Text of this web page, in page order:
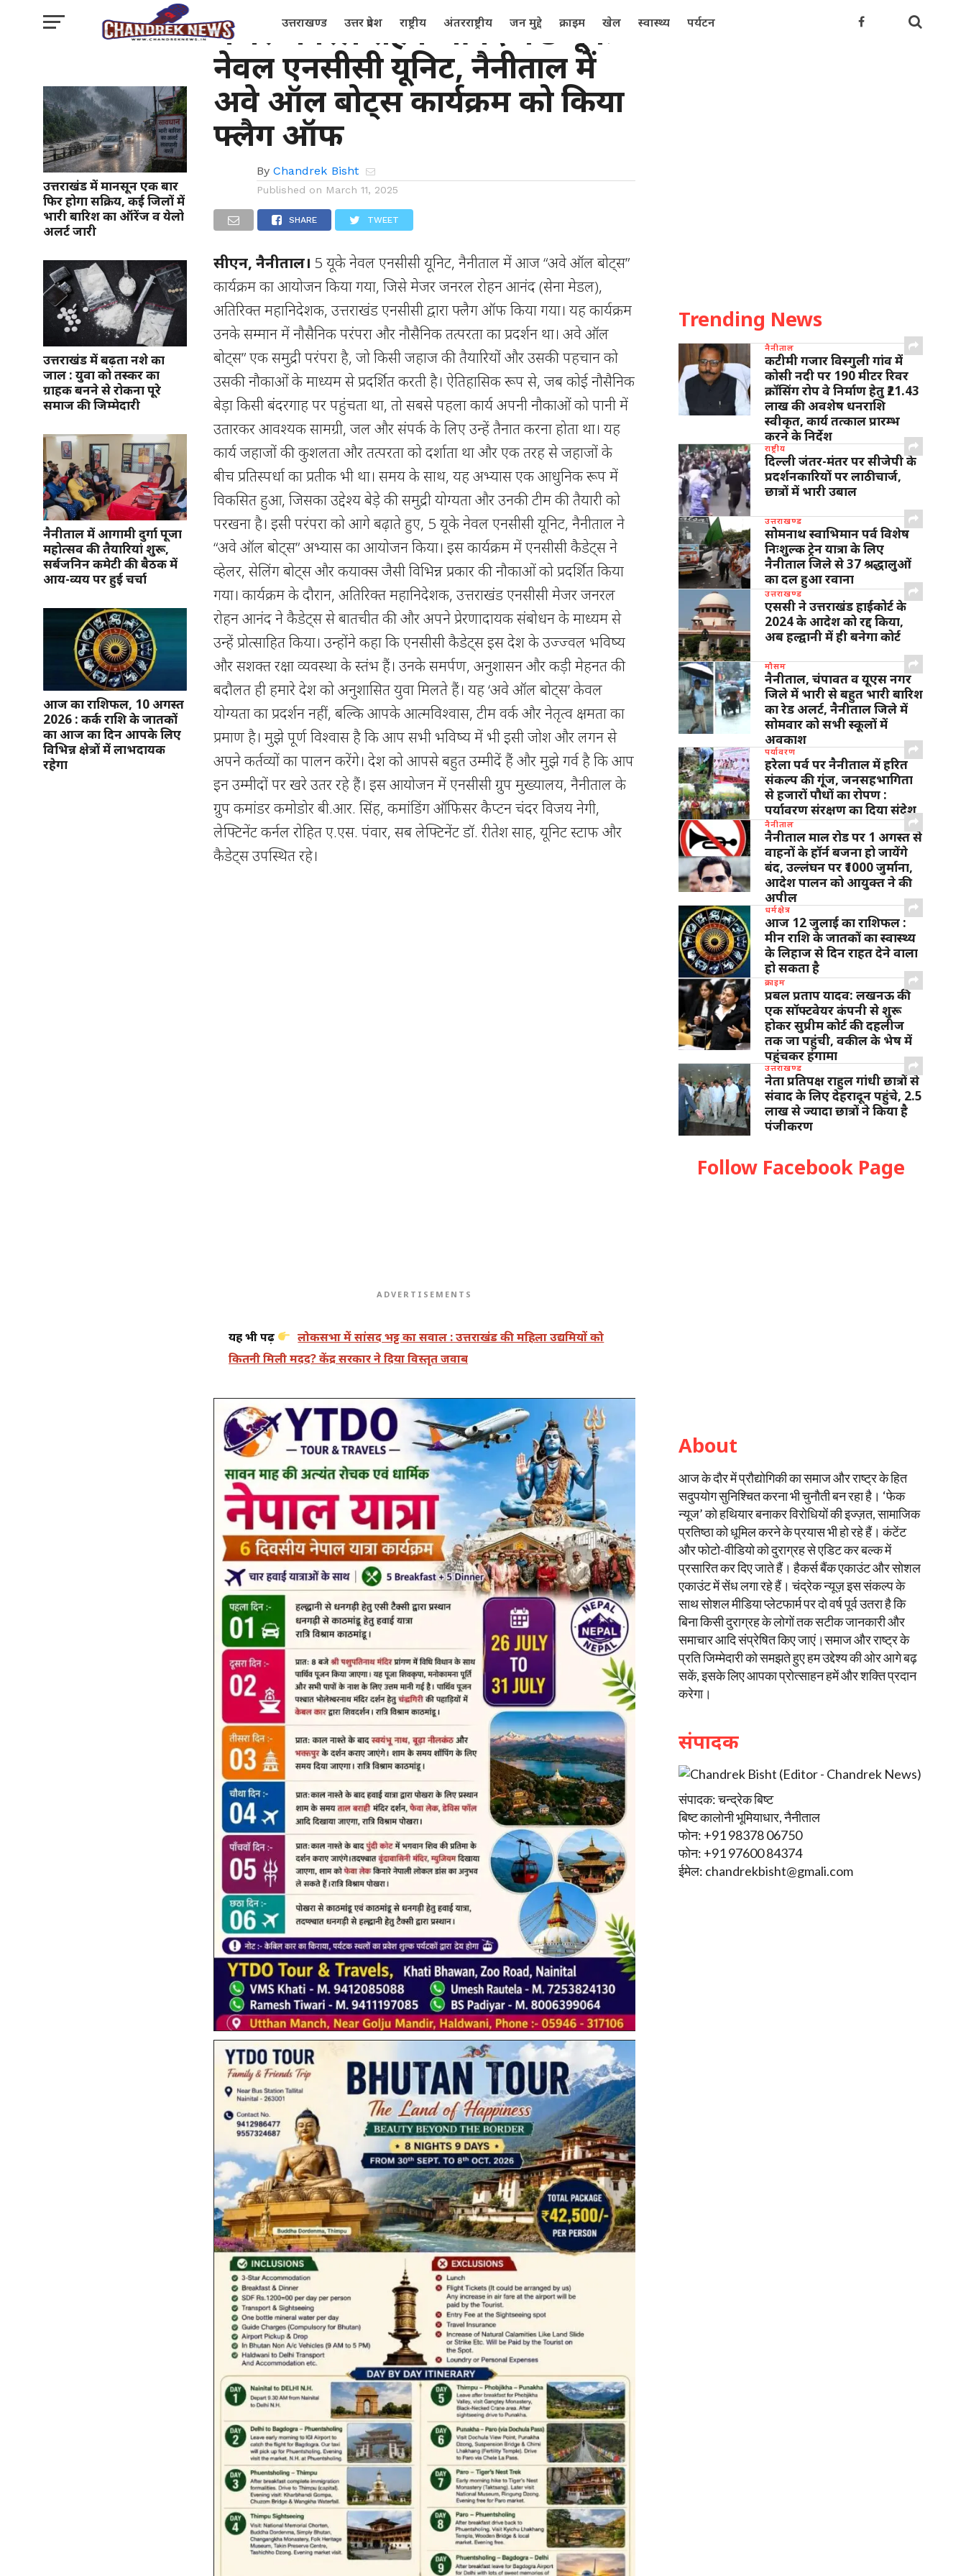
उत्तराखण्ड उत्तर प्रदेश राष्ट्रीय अंतरराष्ट्रीय जन मुद्दे क्राइम खेल स्वास्थ्य पर्यटन
उत्तराखंड में मानसून एक बार
फिर होगा सक्रिय, कई जिलों में
भारी बारिश का ऑरेंज व येलो
अलर्ट जारी
उत्तराखंड में बढ़ता नशे का
जाल : युवा को तस्कर का
ग्राहक बनने से रोकना पूरे
समाज की जिम्मेदारी
नैनीताल में आगामी दुर्गा पूजा
महोत्सव की तैयारियां शुरू,
सर्बजनिन कमेटी की बैठक में
आय-व्यय पर हुई चर्चा
आज का राशिफल, 10 अगस्त
2026 : कर्क राशि के जातकों
का आज का दिन आपके लिए
विभिन्न क्षेत्रों में लाभदायक
रहेगा
मेजर जनरल रोहन आनंद ने 5 यूके
नेवल एनसीसी यूनिट, नैनीताल में
अवे ऑल बोट्स कार्यक्रम को किया
फ्लैग ऑफ
By Chandrek Bisht
Published on March 11, 2025
SHARE TWEET
सीएन, नैनीताल। 5 यूके नेवल एनसीसी यूनिट, नैनीताल में आज “अवे ऑल बोट्स”
कार्यक्रम का आयोजन किया गया, जिसे मेजर जनरल रोहन आनंद (सेना मेडल),
अतिरिक्त महानिदेशक, उत्तराखंड एनसीसी द्वारा फ्लैग ऑफ किया गया। यह कार्यक्रम
उनके सम्मान में नौसैनिक परंपरा और नौसैनिक तत्परता का प्रदर्शन था। अवे ऑल
बोट्स” एक समुद्री परंपरा है, जो किसी जहाज की तैयारियों और उसकी पहचान को
उसकी नौकाओं के माध्यम से प्रदर्शित करती है। ऐतिहासिक रूप से, जब कोई नौसैनिक
बेड़ा किसी बंदरगाह पर पहुंचता था, तो सबसे पहला कार्य अपनी नौकाओं को पानी में
उतारकर आवश्यक सामग्री, जल और संपर्क के लिए उन्हें तैनात करना होता था। यह
कार्य जहाजों की कुशलता और तत्परता को दर्शाता था और एक तरह से जहाजों के
बीच प्रतिस्पर्धा का प्रतीक भी था। समय के साथ, यह अभ्यास एक आधुनिक रूप में
विकसित हुआ, जिसका उद्देश्य बेड़े की समुद्री योग्यता और उनकी टीम की तैयारी को
परखना है। इसी परंपरा को आगे बढ़ाते हुए, 5 यूके नेवल एनसीसी यूनिट, नैनीताल ने
“अवे ऑल बोट्स” अभ्यास का आयोजन किया। इस कार्यक्रम में एनसीसी कैडेट्स ने
व्हेलर, सेलिंग बोट्स और कयाक्स जैसी विभिन्न प्रकार की नौकाओं को प्रदर्शित किया
गया। कार्यक्रम के दौरान, अतिरिक्त महानिदेशक, उत्तराखंड एनसीसी मेजर जनरल
रोहन आनंद ने कैडेट्स से बातचीत की और अपने प्रेरणादायक संबोधन के माध्यम से
उन्हें प्रोत्साहित किया। उन्होंने कहा कि एनसीसी कैडेट्स इस देश के उज्ज्वल भविष्य
और सशक्त रक्षा व्यवस्था के स्तंभ हैं। उनके समर्पण, अनुशासन और कड़ी मेहनत की
बदौलत ही हमारे देश को अनुशासित युवा मिलते हैं। यह ‘अवे ऑल बोट्स’ केवल
योग्यता का प्रदर्शन नहीं, बल्कि आपके आत्मविश्वास, टीम वर्क और नेतृत्व क्षमता का
प्रमाण है। मुझे पूर्ण विश्वास है कि आप सभी भविष्य में भी इसी जोश और लगन से
अपने कर्तव्यों का पालन करेंगे। देश को आपसे बहुत उम्मीदें हैं और मुझे गर्व है कि आप
इन उम्मीदों पर खरे उतर रहे हैं। इस आयोजन में एनसीसी ग्रुप मुख्यालय, नैनीताल के
ग्रुप कमांडर कमोडोर बी.आर. सिंह, कमांडिंग ऑफिसर कैप्टन चंदर विजय नेगी,
लेफ्टिनेंट कर्नल रोहित ए.एस. पंवार, सब लेफ्टिनेंट डॉ. रीतेश साह, यूनिट स्टाफ और
कैडेट्स उपस्थित रहे।
ADVERTISEMENTS
यह भी पढ़ें
लोकसभा में सांसद भट्ट का सवाल : उत्तराखंड की महिला उद्यमियों को
कितनी मिली मदद? केंद्र सरकार ने दिया विस्तृत जवाब
Trending News
नैनीताल
कटीमी गजार विस्गुली गांव में
कोसी नदी पर 190 मीटर रिवर
क्रॉसिंग रोप वे निर्माण हेतु ₹21.43
लाख की अवशेष धनराशि
स्वीकृत, कार्य तत्काल प्रारम्भ
करने के निर्देश
राष्ट्रीय
दिल्ली जंतर-मंतर पर सीजेपी के
प्रदर्शनकारियों पर लाठीचार्ज,
छात्रों में भारी उबाल
उत्तराखण्ड
सोमनाथ स्वाभिमान पर्व विशेष
निःशुल्क ट्रेन यात्रा के लिए
नैनीताल जिले से 37 श्रद्धालुओं
का दल हुआ रवाना
उत्तराखण्ड
एससी ने उत्तराखंड हाईकोर्ट के
2024 के आदेश को रद्द किया,
अब हल्द्वानी में ही बनेगा कोर्ट
मौसम
नैनीताल, चंपावत व यूएस नगर
जिले में भारी से बहुत भारी बारिश
का रेड अलर्ट, नैनीताल जिले में
सोमवार को सभी स्कूलों में
अवकाश
पर्यावरण
हरेला पर्व पर नैनीताल में हरित
संकल्प की गूंज, जनसहभागिता
से हजारों पौधों का रोपण :
पर्यावरण संरक्षण का दिया संदेश
नैनीताल
नैनीताल माल रोड पर 1 अगस्त से
वाहनों के हॉर्न बजना हो जायेंगे
बंद, उल्लंघन पर ₹1000 जुर्माना,
आदेश पालन को आयुक्त ने की
अपील
धर्मक्षेत्र
आज 12 जुलाई का राशिफल :
मीन राशि के जातकों का स्वास्थ्य
के लिहाज से दिन राहत देने वाला
हो सकता है
क्राइम
प्रबल प्रताप यादव: लखनऊ की
एक सॉफ्टवेयर कंपनी से शुरू
होकर सुप्रीम कोर्ट की दहलीज
तक जा पहुंची, वकील के भेष में
पहुंचकर हंगामा
उत्तराखण्ड
नेता प्रतिपक्ष राहुल गांधी छात्रों से
संवाद के लिए देहरादून पहुंचे, 2.5
लाख से ज्यादा छात्रों ने किया है
पंजीकरण
Follow Facebook Page
About
आज के दौर में प्रौद्योगिकी का समाज और राष्ट्र के हित
सदुपयोग सुनिश्चित करना भी चुनौती बन रहा है। ‘फेक
न्यूज’ को हथियार बनाकर विरोधियों की इज्ज़त, सामाजिक
प्रतिष्ठा को धूमिल करने के प्रयास भी हो रहे हैं। कंटेंट
और फोटो-वीडियो को दुराग्रह से एडिट कर बल्क में
प्रसारित कर दिए जाते हैं। हैकर्स बैंक एकाउंट और सोशल
एकाउंट में सेंध लगा रहे हैं। चंद्रेक न्यूज़ इस संकल्प के
साथ सोशल मीडिया प्लेटफार्म पर दो वर्ष पूर्व उतरा है कि
बिना किसी दुराग्रह के लोगों तक सटीक जानकारी और
समाचार आदि संप्रेषित किए जाएं।समाज और राष्ट्र के
प्रति जिम्मेदारी को समझते हुए हम उद्देश्य की ओर आगे बढ़
सकें, इसके लिए आपका प्रोत्साहन हमें और शक्ति प्रदान
करेगा।
संपादक
संपादक: चन्द्रेक बिष्ट
बिष्ट कालोनी भूमियाधार, नैनीताल
फोन: +91 98378 06750
फोन: +91 97600 84374
ईमेल: chandrekbisht@gmali.com